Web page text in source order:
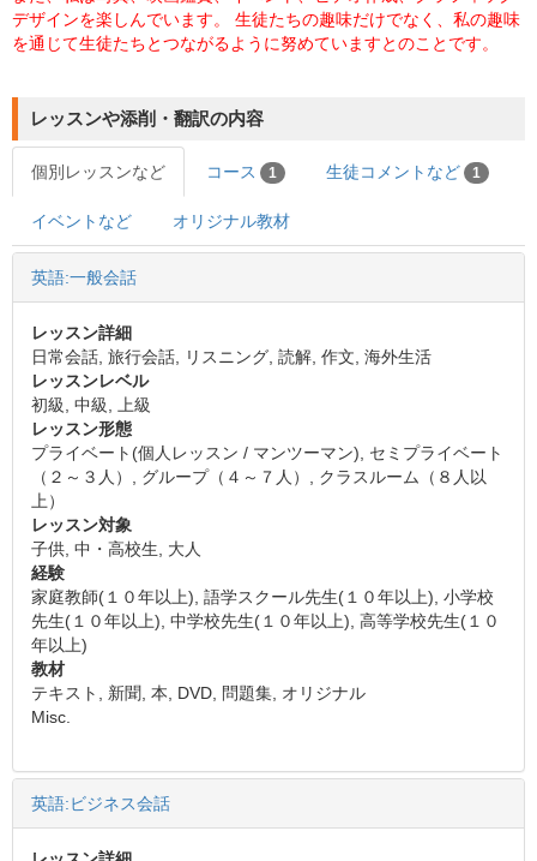
デザインを楽しんでいます。 生徒たちの趣味だけでなく、私の趣味
を通じて生徒たちとつながるように努めていますとのことです。
レッスンや添削・翻訳の内容
個別レッスンなど コース 1 生徒コメントなど 1
イベントなど オリジナル教材
英語:一般会話
レッスン詳細
日常会話, 旅行会話, リスニング, 読解, 作文, 海外生活
レッスンレベル
初級, 中級, 上級
レッスン形態
プライベート(個人レッスン / マンツーマン), セミプライベート
（２～３人）, グループ（４～７人）, クラスルーム（８人以
上）
レッスン対象
子供, 中・高校生, 大人
経験
家庭教師(１０年以上), 語学スクール先生(１０年以上), 小学校
先生(１０年以上), 中学校先生(１０年以上), 高等学校先生(１０
年以上)
教材
テキスト, 新聞, 本, DVD, 問題集, オリジナル
Misc.
英語:ビジネス会話